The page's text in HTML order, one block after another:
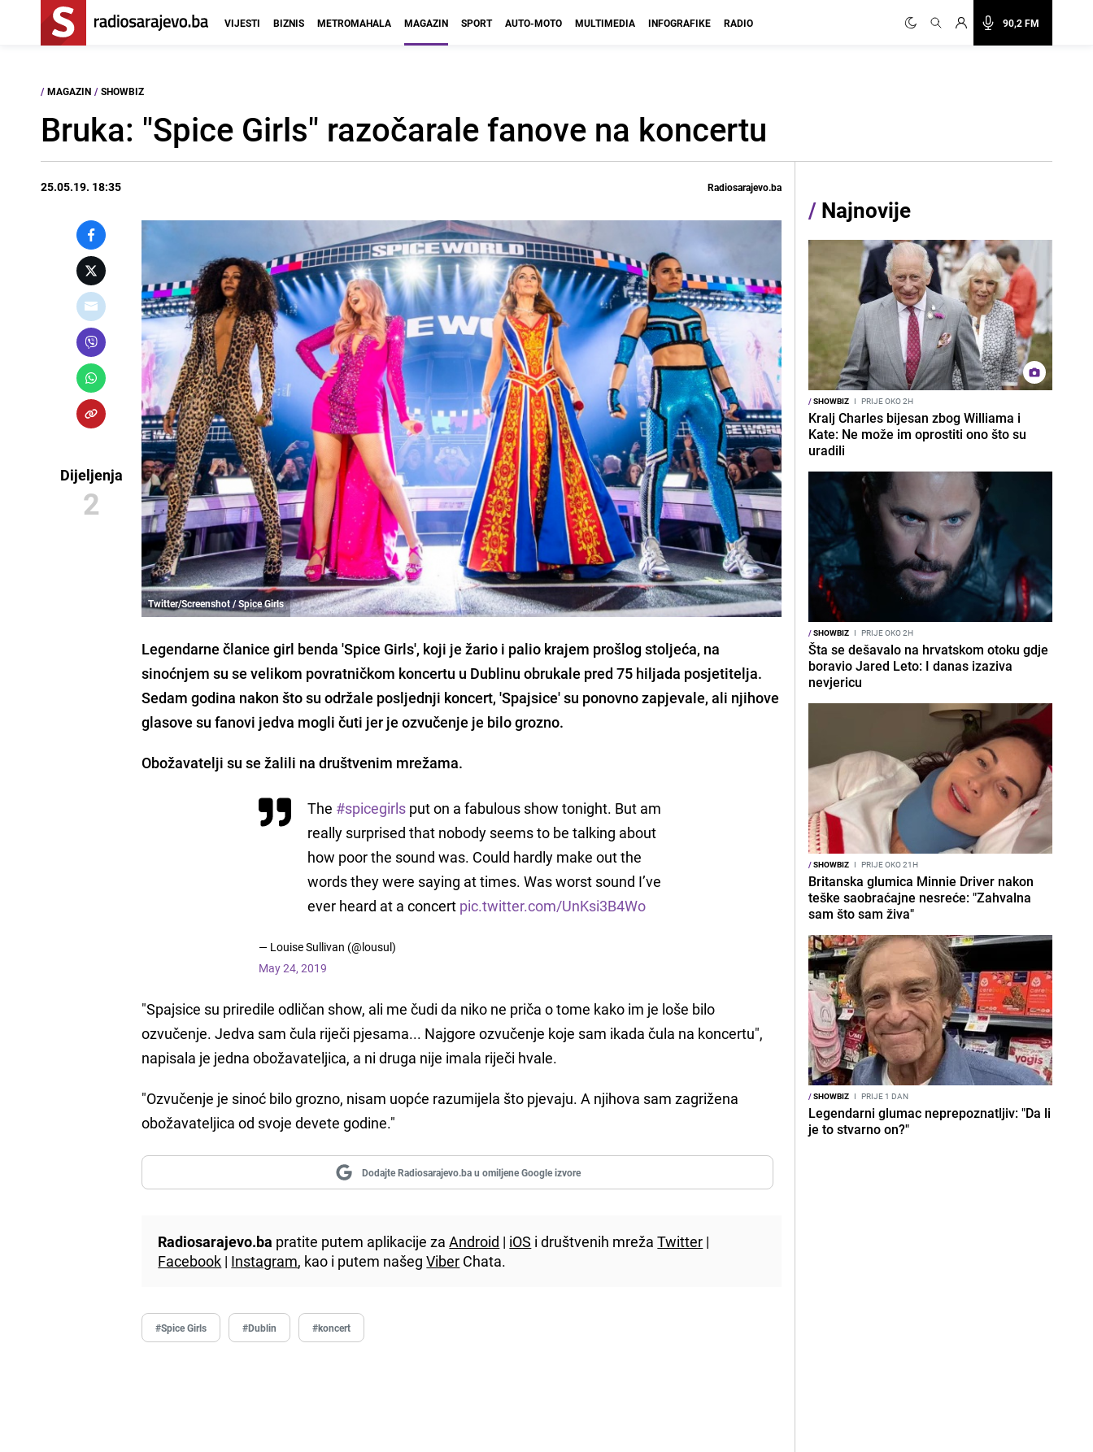
90,2 FM
VIJESTI BIZNIS METROMAHALA MAGAZIN SPORT AUTO-MOTO MULTIMEDIA INFOGRAFIKE RADIO
/ MAGAZIN / SHOWBIZ
Bruka: "Spice Girls" razočarale fanove na koncertu
25.05.19. 18:35 Radiosarajevo.ba
Dijeljenja
2
Twitter/Screenshot / Spice Girls
Legendarne članice girl benda 'Spice Girls', koji je žario i palio krajem prošlog stoljeća, na
sinoćnjem su se velikom povratničkom koncertu u Dublinu obrukale pred 75 hiljada posjetitelja.
Sedam godina nakon što su održale posljednji koncert, 'Spajsice' su ponovno zapjevale, ali njihove
glasove su fanovi jedva mogli čuti jer je ozvučenje je bilo grozno.
Obožavatelji su se žalili na društvenim mrežama.
The #spicegirlsput on a fabulous show tonight. But am
really surprised that nobody seems to be talking about
how poor the sound was. Could hardly make out the
words they were saying at times. Was worst sound I’ve
ever heard at a concert pic.twitter.com/UnKsi3B4Wo
— Louise Sullivan (@lousul)
May 24, 2019
"Spajsice su priredile odličan show, ali me čudi da niko ne priča o tome kako im je loše bilo
ozvučenje. Jedva sam čula riječi pjesama... Najgore ozvučenje koje sam ikada čula na koncertu",
napisala je jedna obožavateljica, a ni druga nije imala riječi hvale.
"Ozvučenje je sinoć bilo grozno, nisam uopće razumijela što pjevaju. A njihova sam zagrižena
obožavateljica od svoje devete godine."
Dodajte Radiosarajevo.ba u omiljene Google izvore
Radiosarajevo.ba pratite putem aplikacije zaAndroid | iOS i društvenih mrežaTwitter |
Facebook | Instagram, kao i putem našegViber Chata.
#Spice Girls #Dublin #koncert
/ Najnovije
/SHOWBIZ I PRIJE OKO 2H
Kralj Charles bijesan zbog Williama i
Kate: Ne može im oprostiti ono što su
uradili
/SHOWBIZ I PRIJE OKO 2H
Šta se dešavalo na hrvatskom otoku gdje
boravio Jared Leto: I danas izaziva
nevjericu
/SHOWBIZ I PRIJE OKO 21H
Britanska glumica Minnie Driver nakon
teške saobraćajne nesreće: "Zahvalna
sam što sam živa"
/SHOWBIZ I PRIJE 1 DAN
Legendarni glumac neprepoznatljiv: "Da li
je to stvarno on?"